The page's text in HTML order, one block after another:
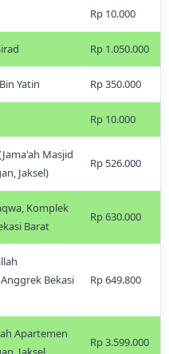
Rp 10.000
Rp 1.050.000
Yatin Rp 350.000
Rp 10.000
Masjid
Jaksel)
Rp 526.000
Komplek
Barat
Rp 630.000
Bekasi
Rp 649.800
Apartemen
Rp 3.599.000